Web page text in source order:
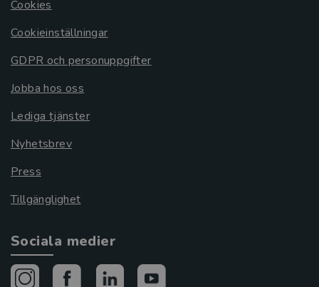
Cookies
Cookieinställningar
GDPR och personuppgifter
Jobba hos oss
Lediga tjänster
Nyhetsbrev
Press
Tillgänglighet
Sociala medier